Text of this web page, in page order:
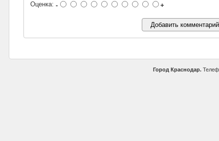
Оценка: - +
Город Краснодар.